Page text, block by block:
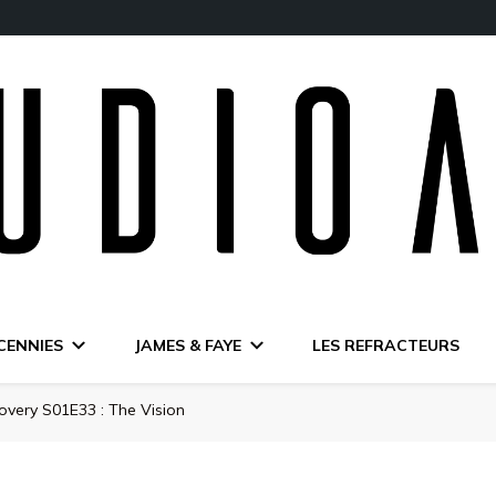
JAMES & FAYE LES REFRACTEURS
S01E33 : The Vision